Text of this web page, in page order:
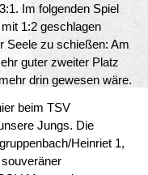
Im folgenden Spiel
1:2 geschlagen
Seele zu schießen: Am
guter zweiter Platz
drin gewesen wäre.
beim TSV
Jungs. Die
Heinriet 1,